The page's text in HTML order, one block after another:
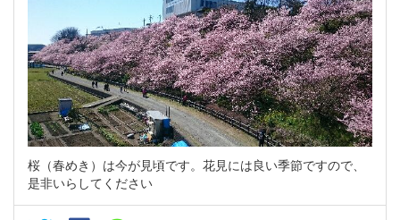
桜（春めき）は今が見頃です。花見には良い季節ですので、
是非いらしてください